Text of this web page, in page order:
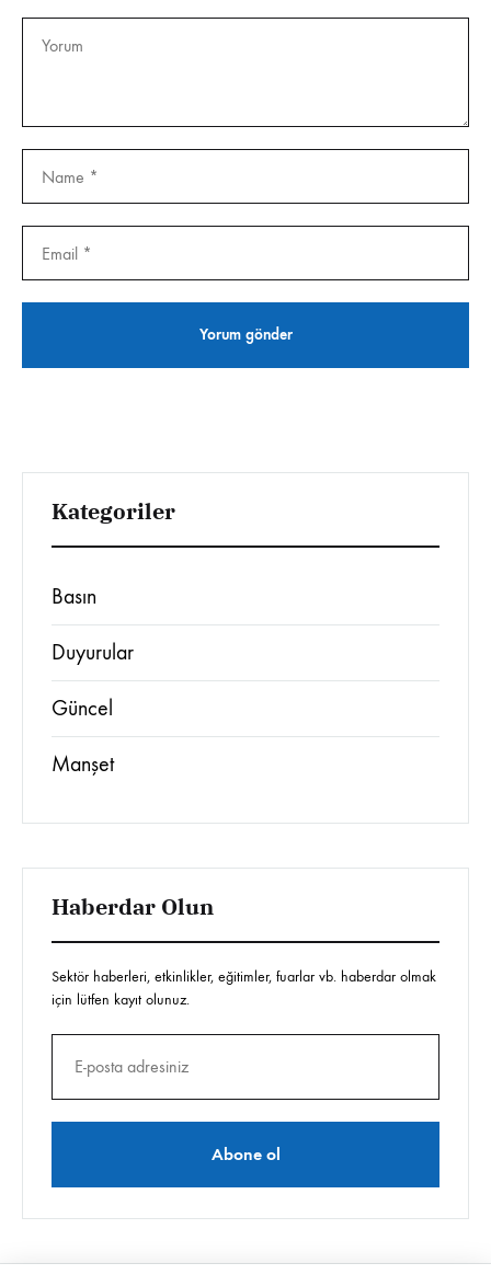
Kategoriler
Basın
Duyurular
Güncel
Manşet
Haberdar Olun
Sektör haberleri, etkinlikler, eğitimler, fuarlar vb. haberdar olmak
için lütfen kayıt olunuz.